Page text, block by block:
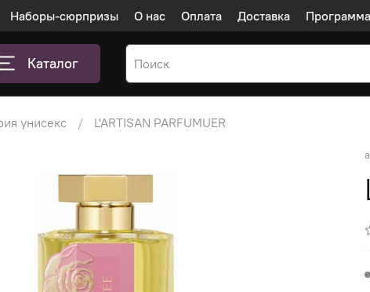
Наборы-сюрпризы О нас Оплата Доставка
Каталог
унисекс L'ARTISAN PARFUMUER